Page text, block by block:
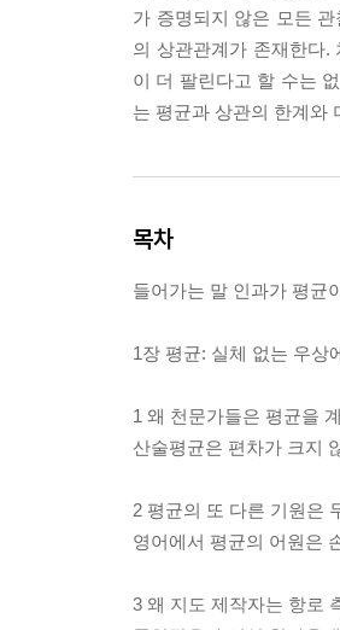
가 증명되지 않은 모든
의 상관관계가 존재한다.
이 더 팔린다고 할 수는
는 평균과 상관의 한계와
목차
들어가는 말 인과가 평균
1장 평균: 실체 없는 우상
1 왜 천문가들은 평균을
산술평균은 편차가 크지
2 평균의 또 다른 기원은
영어에서 평균의 어원은
3 왜 지도 제작자는 항로